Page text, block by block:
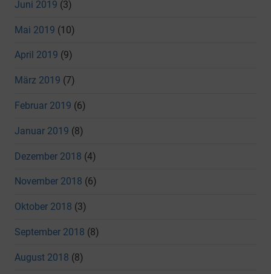
Juni 2019 (3)
Mai 2019 (10)
April 2019 (9)
März 2019 (7)
Februar 2019 (6)
Januar 2019 (8)
Dezember 2018 (4)
November 2018 (6)
Oktober 2018 (3)
September 2018 (8)
August 2018 (8)